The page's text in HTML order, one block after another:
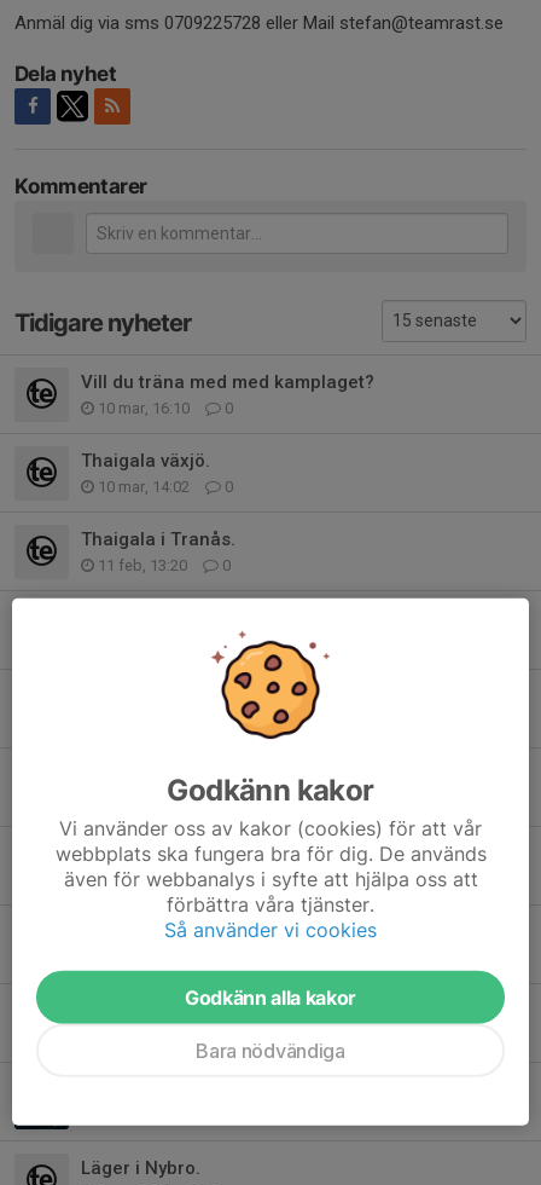
Anmäl dig via sms 0709225728 eller Mail stefan@teamrast.se
Dela nyhet
Kommentarer
Tidigare nyheter
Vill du träna med med kamplaget?
10 mar, 16:10 0
Thaigala växjö.
10 mar, 14:02 0
Thaigala i Tranås.
11 feb, 13:20 0
0
Gästtränare ikväll på thai basic.
Thaigala Lomma ##uppdaterad##
14 dec 2025 0
Kläder MMA och muay thai.
12 dec 2025 0
Läger Muay Thai.
Tävling muay thai i Växjö.
Läger i Nybro.
Godkänn kakor
Vi använder oss av kakor (cookies) för att vår
webbplats ska fungera bra för dig. De används
även för webbanalys i syfte att hjälpa oss att
förbättra våra tjänster.
Så använder vi cookies
Godkänn alla kakor
Bara nödvändiga